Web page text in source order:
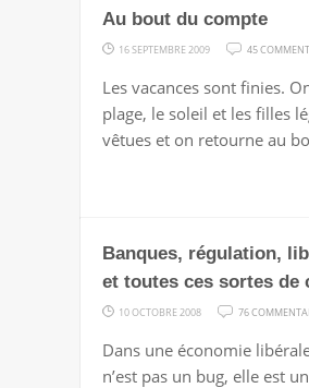
Au bout du compte
16 SEPTEMBRE 2009 45
Les vacances sont finies.
plage, le soleil et les filles
vêtues et on retourne au
Banques, régulation,
et toutes ces sortes de
10 OCTOBRE 2008 76
Dans une économie
n’est pas un bug, elle est